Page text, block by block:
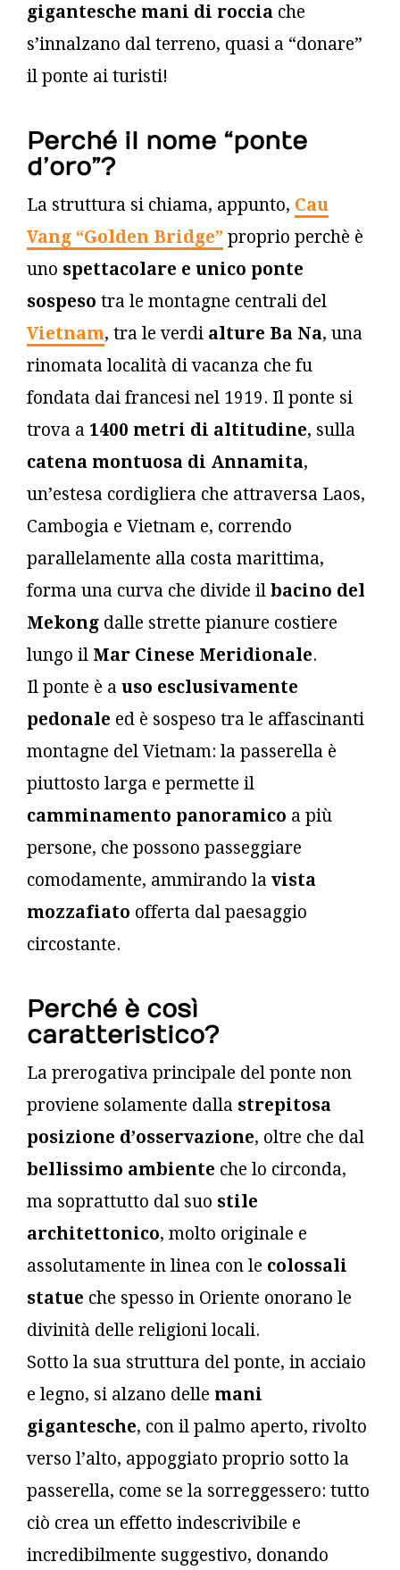
gigantesche mani di roccia che
s’innalzano dal terreno, quasi a “donare”
il ponte ai turisti!
Perché il nome “ponte
d’oro”?
La struttura si chiama, appunto, Cau
Vang “Golden Bridge” proprio perchè è
uno spettacolare e unico ponte
sospeso tra le montagne centrali del
Vietnam, tra le verdi alture Ba Na, una
rinomata località di vacanza che fu
fondata dai francesi nel 1919. Il ponte si
trova a 1400 metri di altitudine, sulla
catena montuosa di Annamita,
un’estesa cordigliera che attraversa Laos,
Cambogia e Vietnam e, correndo
parallelamente alla costa marittima,
forma una curva che divide il bacino del
Mekong dalle strette pianure costiere
lungo il Mar Cinese Meridionale.
Il ponte è a uso esclusivamente
pedonale ed è sospeso tra le affascinanti
montagne del Vietnam: la passerella è
piuttosto larga e permette il
camminamento panoramico a più
persone, che possono passeggiare
comodamente, ammirando la vista
mozzafiato offerta dal paesaggio
circostante.
Perché è così
caratteristico?
La prerogativa principale del ponte non
proviene solamente dalla strepitosa
posizione d’osservazione, oltre che dal
bellissimo ambiente che lo circonda,
ma soprattutto dal suo stile
architettonico, molto originale e
assolutamente in linea con le colossali
statue che spesso in Oriente onorano le
divinità delle religioni locali.
Sotto la sua struttura del ponte, in acciaio
e legno, si alzano delle mani
gigantesche, con il palmo aperto, rivolto
verso l’alto, appoggiato proprio sotto la
passerella, come se la sorreggessero: tutto
ciò crea un effetto indescrivibile e
incredibilmente suggestivo, donando